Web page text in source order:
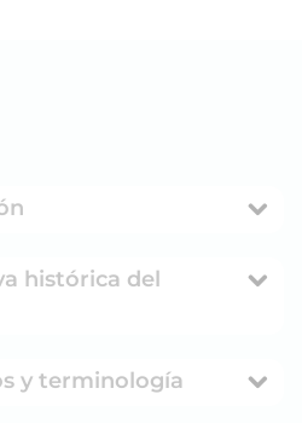
histórica del
y terminología